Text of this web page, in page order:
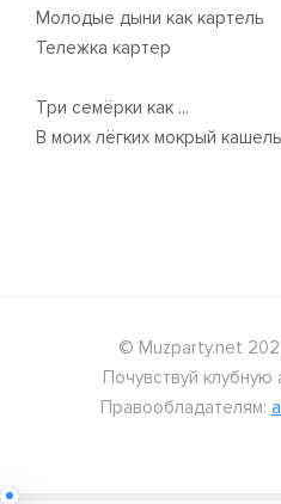
Молодые дыни как картель
Тележка картер
Три семёрки как ...
В моих лёгких мокрый кашель
© Muzparty.net
Почувствуй
Правообладателям: